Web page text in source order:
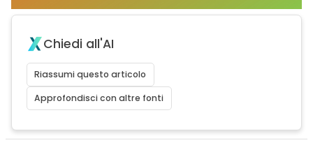
Chiedi all'AI
Riassumi questo articolo
Approfondisci con altre fonti